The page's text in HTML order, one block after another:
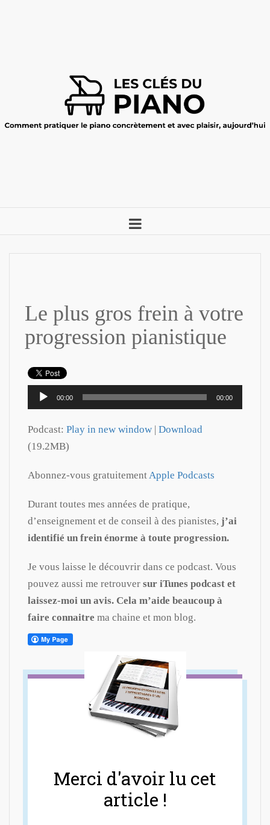
Le plus gros frein à votre
progression pianistique
Lecteur
audio
00:00 00:00
Podcast: Play in new window | Download
(19.2MB)
Abonnez-vous gratuitement Apple Podcasts
Durant toutes mes années de pratique,
d’enseignement et de conseil à des pianistes, j’ai
identifié un frein énorme à toute progression.
Je vous laisse le découvrir dans ce podcast. Vous
pouvez aussi me retrouver sur iTunes podcast et
laissez-moi un avis. Cela m’aide beaucoup à
faire connaitre ma chaine et mon blog.
Merci d'avoir lu cet
article !